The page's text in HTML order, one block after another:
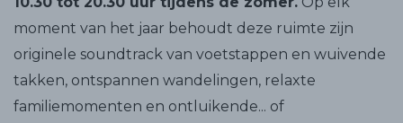
moment van het jaar behoudt deze ruimte zijn
originele soundtrack van voetstappen en wuivende
takken, ontspannen wandelingen, relaxte
familiemomenten en ontluikende... of